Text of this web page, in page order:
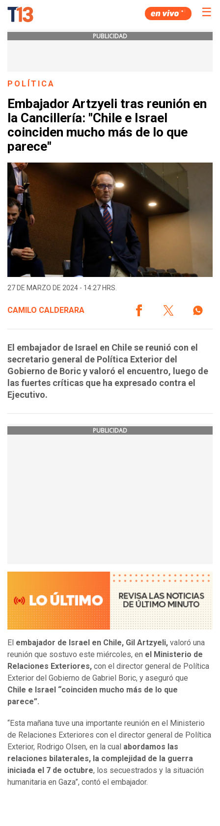
☰
PUBLICIDAD
POLÍTICA
Embajador Artzyeli tras reunión en
la Cancillería: "Chile e Israel
coinciden mucho más de lo que
parece"
27 DE MARZO DE 2024 - 14:27 HRS.
CAMILO CALDERARA
El embajador de Israel en Chile se reunió con el
secretario general de Política Exterior del
Gobierno de Boric y valoró el encuentro, luego de
las fuertes críticas que ha expresado contra el
Ejecutivo.
PUBLICIDAD
El embajador de Israel en Chile, Gil Artzyeli, valoró una
reunión que sostuvo este miércoles, en el Ministerio de
Relaciones Exteriores, con el director general de Política
Exterior del Gobierno de Gabriel Boric, y aseguró que
Chile e Israel “coinciden mucho más de lo que
parece”.
“Esta mañana tuve una importante reunión en el Ministerio
de Relaciones Exteriores con el director general de Política
Exterior, Rodrigo Olsen, en la cual abordamos las
relaciones bilaterales, la complejidad de la guerra
iniciada el 7 de octubre, los secuestrados y la situación
humanitaria en Gaza”, contó el embajador.